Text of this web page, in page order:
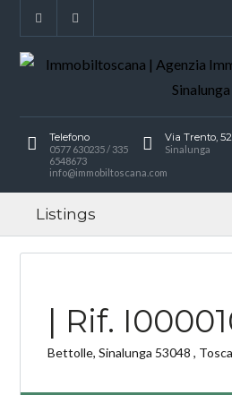
Telefono
0577 630235 / 335
6548673
info@immobiltoscana.com
Via Trento, 52
Sinalunga
Listings
| Rif.
Bettolle, Sinalunga 53048 ,